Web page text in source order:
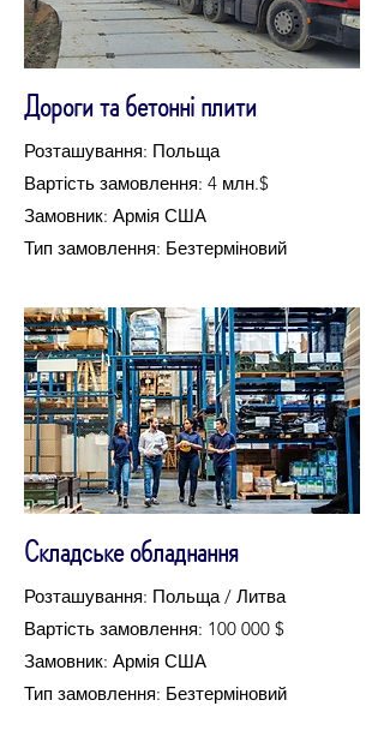
Дороги та бетонні плити
Розташування: Польща
Вартість замовлення: 4 млн.$
Замовник: Армія США
Тип замовлення: Безтерміновий
Складське обладнання
Розташування: Польща / Литва
Вартість замовлення: 100 000 $
Замовник: Армія США
Тип замовлення: Безтерміновий